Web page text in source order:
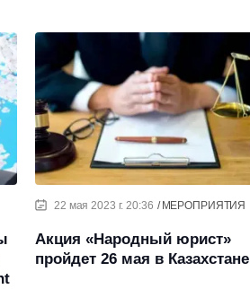
22 мая 2023 г. 20:36 МЕРОПРИЯТИЯ
Акция «Народный юрист»
пройдет 26 мая в Казахстане